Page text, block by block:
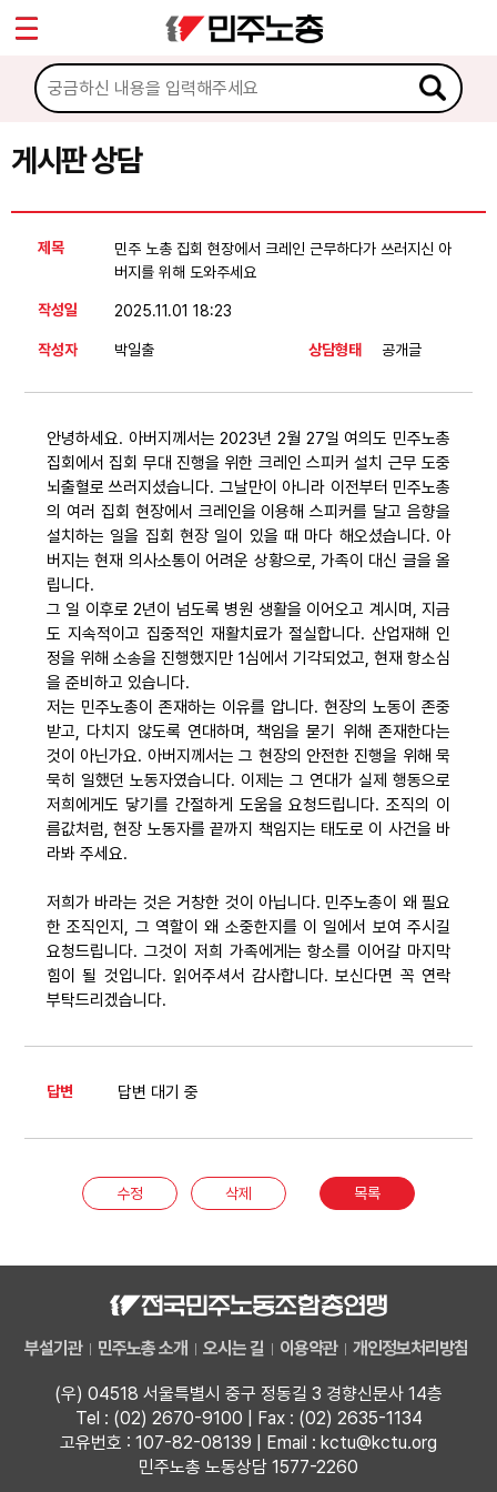
게시판 상담
제목
민주 노총 집회 현장에서 크레인 근무하다가 쓰러지신 아
버지를 위해 도와주세요
작성일 2025.11.01 18:23
작성자 박일출 상담형태 공개글
안녕하세요. 아버지께서는 2023년 2월 27일 여의도 민주노총
집회에서 집회 무대 진행을 위한 크레인 스피커 설치 근무 도중
뇌출혈로 쓰러지셨습니다. 그날만이 아니라 이전부터 민주노총
의 여러 집회 현장에서 크레인을 이용해 스피커를 달고 음향을
설치하는 일을 집회 현장 일이 있을 때 마다 해오셨습니다. 아
버지는 현재 의사소통이 어려운 상황으로, 가족이 대신 글을 올
립니다.
그 일 이후로 2년이 넘도록 병원 생활을 이어오고 계시며, 지금
도 지속적이고 집중적인 재활치료가 절실합니다. 산업재해 인
정을 위해 소송을 진행했지만 1심에서 기각되었고, 현재 항소심
을 준비하고 있습니다.
저는 민주노총이 존재하는 이유를 압니다. 현장의 노동이 존중
받고, 다치지 않도록 연대하며, 책임을 묻기 위해 존재한다는
것이 아닌가요. 아버지께서는 그 현장의 안전한 진행을 위해 묵
묵히 일했던 노동자였습니다. 이제는 그 연대가 실제 행동으로
저희에게도 닿기를 간절하게 도움을 요청드립니다. 조직의 이
름값처럼, 현장 노동자를 끝까지 책임지는 태도로 이 사건을 바
라봐 주세요.
저희가 바라는 것은 거창한 것이 아닙니다. 민주노총이 왜 필요
한 조직인지, 그 역할이 왜 소중한지를 이 일에서 보여 주시길
요청드립니다. 그것이 저희 가족에게는 항소를 이어갈 마지막
힘이 될 것입니다. 읽어주셔서 감사합니다. 보신다면 꼭 연락
부탁드리겠습니다.
답변 답변 대기 중
수정 삭제 목록
부설기관 민주노총 소개 오시는 길 이용약관 개인정보처리방침
(우) 04518 서울특별시 중구 정동길 3 경향신문사 14층
Tel : (02) 2670-9100 | Fax : (02) 2635-1134
고유번호 : 107-82-08139 | Email : kctu@kctu.org
민주노총 노동상담 1577-2260
마이페이지
소개
소식
노동상담
권리찾기수첩 검색
바로보기
노동조합 가입 안내
전국 노동상담소 안내
자료
부설기관
업무
Sketchbook5, 스케치북5
Sketchbook5, 스케치북5